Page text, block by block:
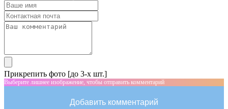
Прикрепить фото [до 3-х шт.]
Выберите лишнее изображение, чтобы отправить комментарий
Добавить комментарий